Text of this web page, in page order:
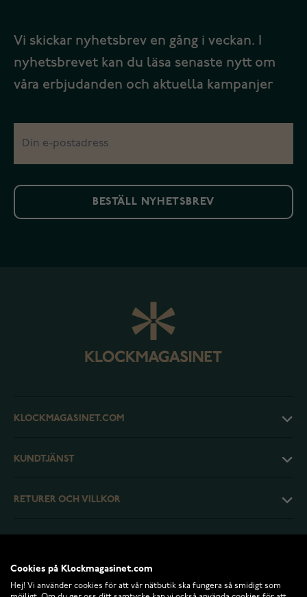
Vi skickar nyhetsbrev en gång i veckan. I
nyhetsbrevet kan du läsa senaste nytt om
våra erbjudanden och aktuella kampanjer
BESTÄLL NYHETSBREV
KLOCKMAGASINET.COM
KUNDTJÄNST
RETURER OCH VILLKOR
Cookies på Klockmagasinet.com
Hej! Vi använder cookies för att vår nätbutik ska fungera så smidigt som